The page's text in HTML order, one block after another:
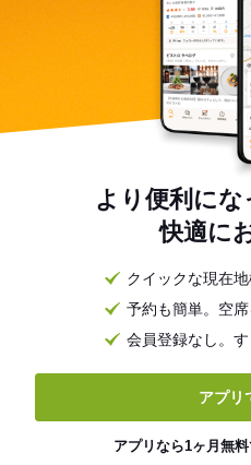
より便利に
快適に
クイックな現在
予約も簡単。空
会員登録なし。
アプリ
アプリなら1ヶ月無